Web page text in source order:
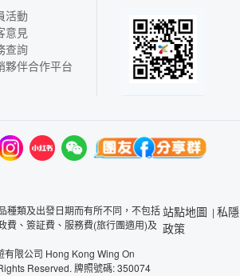
活動
意見
查詢
夥伴合作平台
種類及出發日期而有所不同，不包括
費、簽証費、服務費(旅行團適用)及
限公司 Hong Kong Wing On
Reserved. 牌照號碼: 350074
站點地圖 | 私隱
政策